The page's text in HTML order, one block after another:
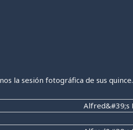
la sesión fotográfica de sus quince.